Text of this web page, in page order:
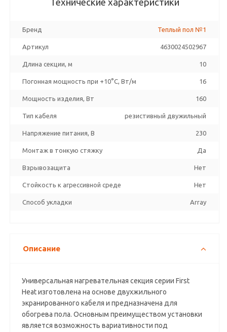
Технические характеристики
Бренд Теплый пол №1
Артикул 4630024502967
Длина секции, м 10
Погонная мощность при +10°С, Вт/м 16
Мощность изделия, Вт 160
Тип кабеля резистивный двужильный
Напряжение питания, В 230
Монтаж в тонкую стяжку Да
Взрывозащита Нет
Стойкость к агрессивной среде Нет
Способ укладки Array
Описание
Универсальная нагревательная секция серии First
Heat изготовлена на основе двухжильного
экранированного кабеля и предназначена для
обогрева пола. Основным преимуществом установки
является возможность вариативности под